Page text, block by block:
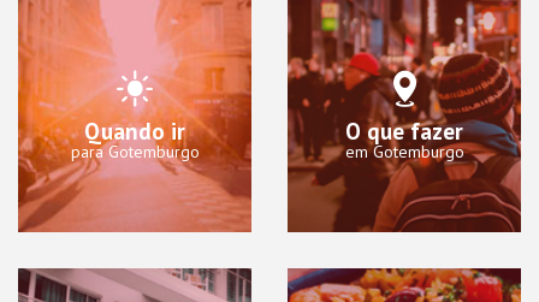
Quando ir
para Gotemburgo
O que fazer
em Gotemburgo